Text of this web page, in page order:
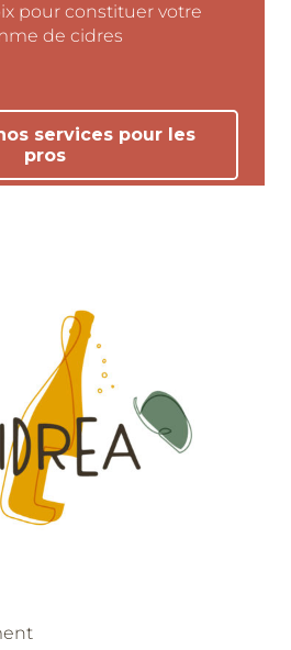
pour constituer votre
de cidres
services pour les
pros